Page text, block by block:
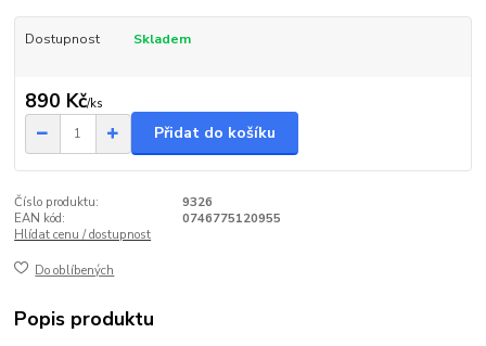
Dostupnost Skladem
890 Kč/ks
Přidat do košíku
Číslo produktu:
9326
EAN kód:
0746775120955
Hlídat cenu / dostupnost
Do oblíbených
Popis produktu